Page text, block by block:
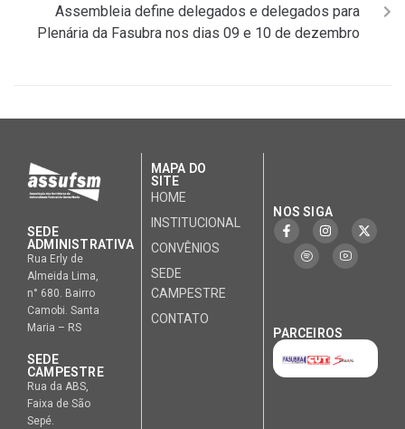
Assembleia define delegados e delegados para
Plenária da Fasubra nos dias 09 e 10 de dezembro
SEDE
ADMINISTRATIVA
Rua Erly de
Almeida Lima,
n° 680. Bairro
Camobi. Santa
Maria – RS
SEDE
CAMPESTRE
Rua da ABS,
Faixa de São
Sepé.
MAPA DO
SITE
HOME
INSTITUCIONAL
CONVÊNIOS
SEDE
CAMPESTRE
CONTATO
NOS SIGA
PARCEIROS